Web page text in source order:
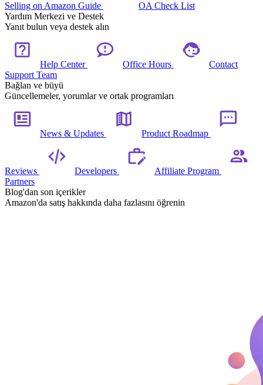
Selling on Amazon Guide
OA Check List
Yardım Merkezi ve Destek
Yanıt bulun veya destek alın
Help Center Office Hours
Contact
Support Team
Bağlan ve büyü
Güncellemeler, yorumlar ve ortak programları
News & Updates Product Roadmap
Reviews Developers
Affiliate Program
Partners
Blog'dan son içerikler
Amazon'da satış hakkında daha fazlasını öğrenin